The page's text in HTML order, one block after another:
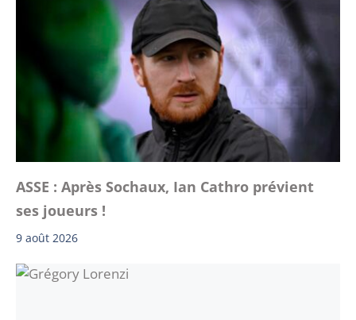
ASSE : Après Sochaux, Ian Cathro prévient
ses joueurs !
9 août 2026